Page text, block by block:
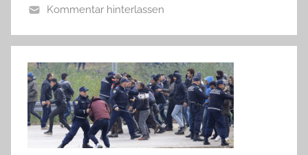
Kommentar hinterlassen